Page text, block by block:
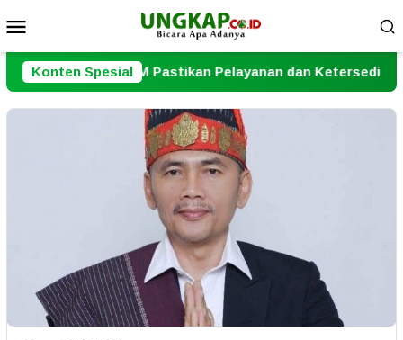
ke
kontenMobile
Konten Spesial
Pastikan Pelayanan dan Ketersediaan Obat Aman